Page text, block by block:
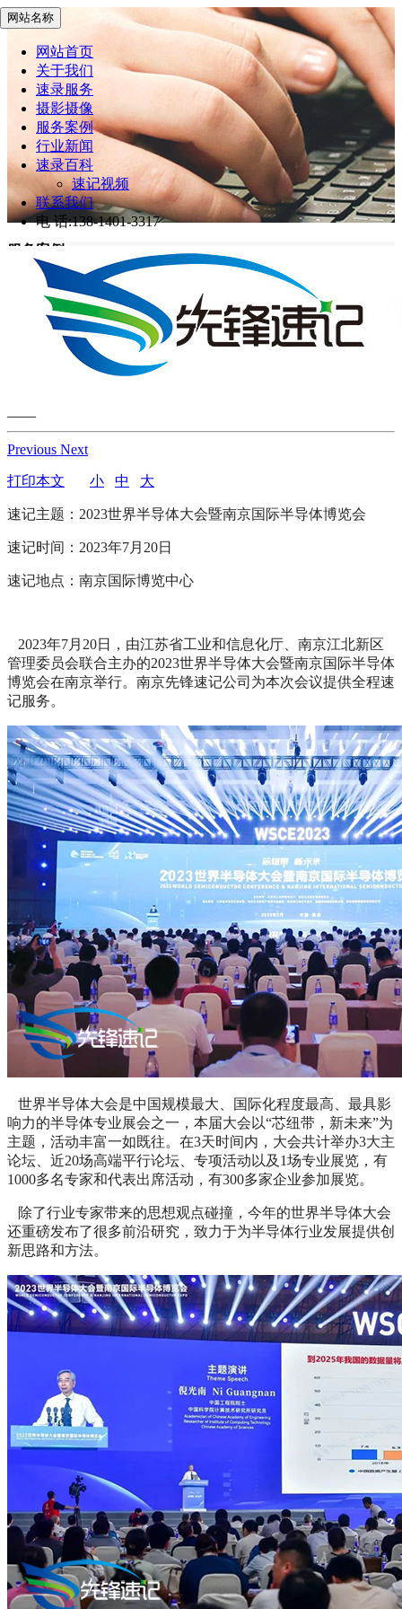
网站名称
网站首页
关于我们
速录服务
摄影摄像
服务案例
行业新闻
速录百科
速记视频
联系我们
电 话:138-1401-3317
服务案例
先锋速记> 服务案例
网站首页
服务案例
2023世界半导体大会暨南京国际半导体博览会
——
Previous Next
打印本文 小 中 大
速记主题：2023世界半导体大会暨南京国际半导体博览会
速记时间：2023年7月20日
速记地点：南京国际博览中心
2023年7月20日，由江苏省工业和信息化厅、南京江北新区
管理委员会联合主办的2023世界半导体大会暨南京国际半导体
博览会在南京举行。南京先锋速记公司为本次会议提供全程速
记服务。
世界半导体大会是中国规模最大、国际化程度最高、最具影
响力的半导体专业展会之一，本届大会以“芯纽带，新未来”为
主题，活动丰富一如既往。在3天时间内，大会共计举办3大主
论坛、近20场高端平行论坛、专项活动以及1场专业展览，有
1000多名专家和代表出席活动，有300多家企业参加展览。
除了行业专家带来的思想观点碰撞，今年的世界半导体大会
还重磅发布了很多前沿研究，致力于为半导体行业发展提供创
新思路和方法。